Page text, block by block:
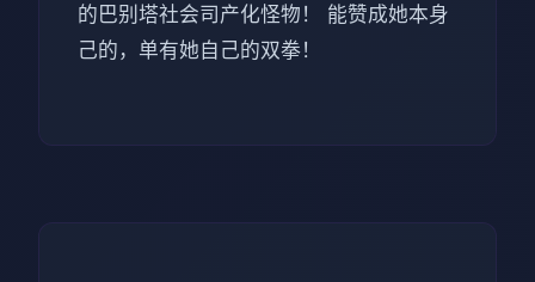
的巴别塔社会司产化怪物！ 能赞成她本身
己的，单有她自己的双拳！